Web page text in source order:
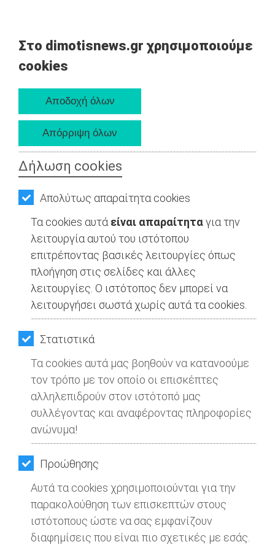
Στο dimotisnews.gr χρησιμοποιούμε
cookies
Δήλωση cookies
Απολύτως απαραίτητα cookies
Τα cookies αυτά είναι απαραίτηταγια την
λειτουργία αυτού του ιστότοπου
επιτρέποντας βασικές λειτουργίες όπως
πλοήγηση στις σελίδες και άλλες
λειτουργίες. Ο ιστότοπος δεν μπορεί να
λειτουργήσει σωστά χωρίς αυτά τα cookies.
Στατιστικά
Τα cookies αυτά μας βοηθούν να κατανοούμε
τον τρόπο με τον οποίο οι επισκέπτες
αλληλεπιδρούν στον ιστότοπό μας
συλλέγοντας και αναφέροντας πληροφορίες
ανώνυμα!
Προώθησης
Αυτά τα cookies χρησιμοποιούνται για την
παρακολούθηση των επισκεπτών στους
ιστότοπους ώστε να σας εμφανίζουν
διαφημίσεις που είναι πιο σχετικές με εσάς.